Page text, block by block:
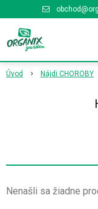
Úvod Nájdi CHOROBY
Nenašli sa žiadne